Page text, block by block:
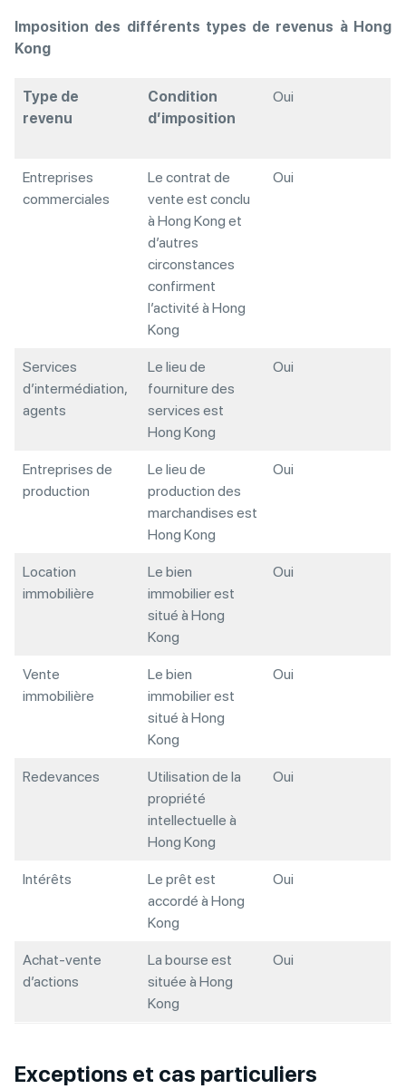
Imposition des différents types de revenus à Hong
Kong
Type de
revenu
Condition
d’imposition
Oui
Entreprises
commerciales
Le contrat de
vente est conclu
à Hong Kong et
d’autres
circonstances
confirment
l’activité à Hong
Kong
Oui
Services
d’intermédiation,
agents
Le lieu de
fourniture des
services est
Hong Kong
Oui
Entreprises de
production
Le lieu de
production des
marchandises est
Hong Kong
Oui
Location
immobilière
Le bien
immobilier est
situé à Hong
Kong
Oui
Vente
immobilière
Le bien
immobilier est
situé à Hong
Kong
Oui
Redevances
Utilisation de la
propriété
intellectuelle à
Hong Kong
Oui
Intérêts
Le prêt est
accordé à Hong
Kong
Oui
Achat-vente
d’actions
La bourse est
située à Hong
Kong
Oui
Exceptions et cas particuliers